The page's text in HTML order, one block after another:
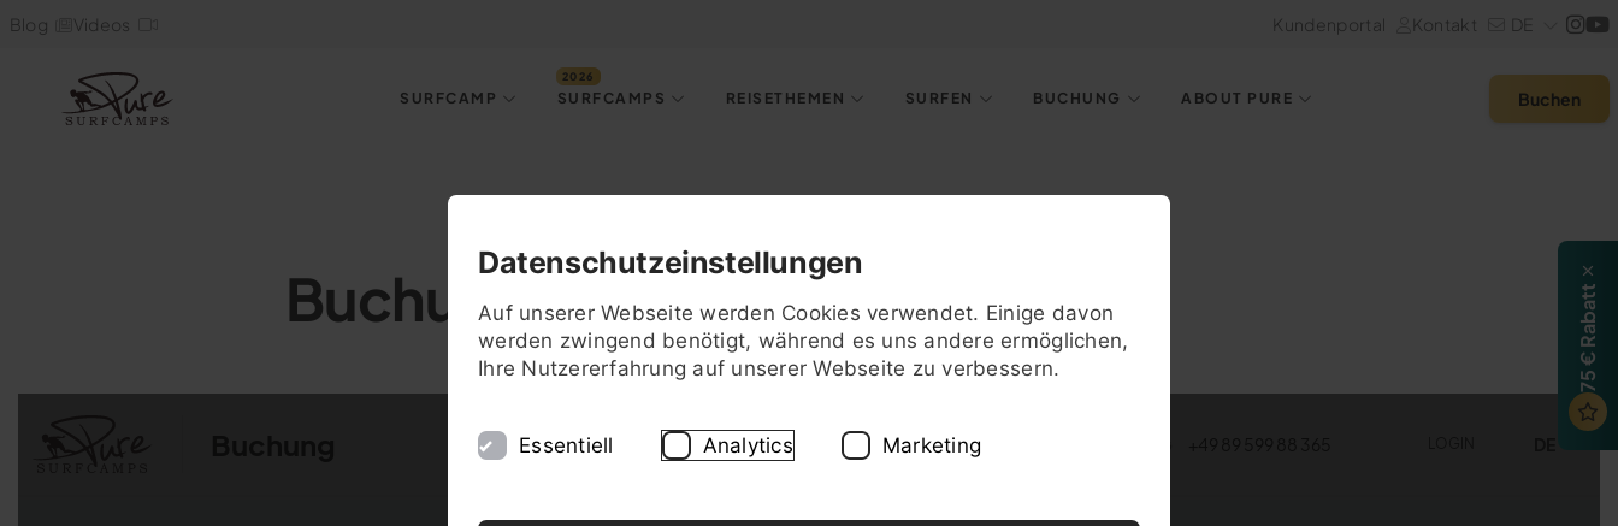
Blog Videos Kundenportal Kontakt DE
SURFCAMP SURFCAMPS REISETHEMEN SURFEN BUCHUNG ABOUT PURE Buchen
75 € Rabatt
BuchungDatenschutzeinstellungen
Auf unserer Webseite werden Cookies verwendet. Einige davon
werden zwingend benötigt, während es uns andere ermöglichen,
Ihre Nutzererfahrung auf unserer Webseite zu verbessern.
Essentiell Analytics Marketing